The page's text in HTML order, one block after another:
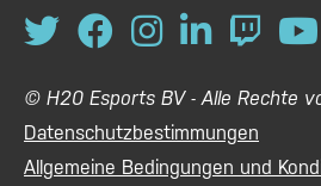
© H20 Esports BV - Alle Rechte
Datenschutzbestimmungen
Allgemeine Bedingungen und